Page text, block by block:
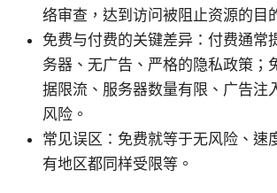
络审查，达到访问被阻止资源的目
免费与付费的关键差异：付费通常
务器、无广告、严格的隐私政策；
据限流、服务器数量有限、广告注
风险。
常见误区：免费就等于无风险、速
有地区都同样受限等。